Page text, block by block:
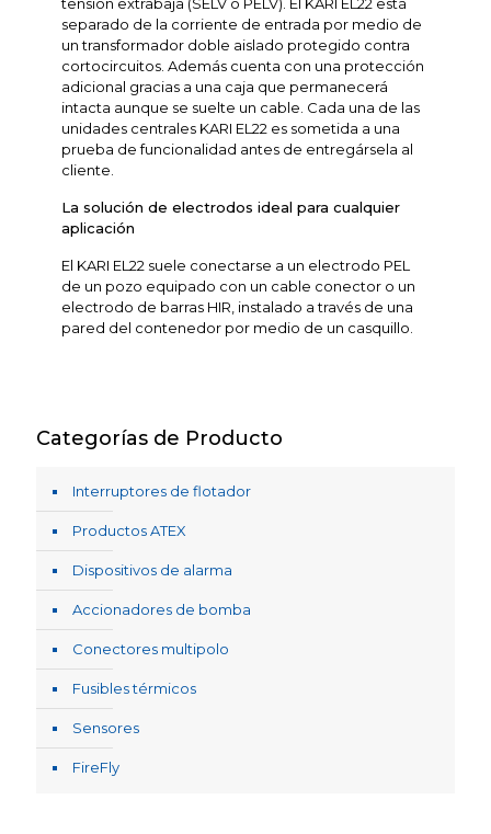
separado de la corriente de entrada por medio de
un transformador doble aislado protegido contra
cortocircuitos. Además cuenta con una protección
adicional gracias a una caja que permanecerá
intacta aunque se suelte un cable. Cada una de las
unidades centrales KARI EL22 es sometida a una
prueba de funcionalidad antes de entregársela al
cliente.
La solución de electrodos ideal para cualquier
aplicación
El KARI EL22 suele conectarse a un electrodo PEL
de un pozo equipado con un cable conector o un
electrodo de barras HIR, instalado a través de una
pared del contenedor por medio de un casquillo.
Categorías de Producto
Interruptores de flotador
Productos ATEX
Dispositivos de alarma
Accionadores de bomba
Conectores multipolo
Fusibles térmicos
Sensores
FireFly